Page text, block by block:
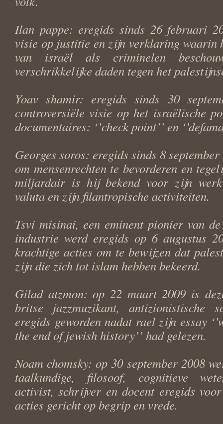
Ilan pappe: eregids sinds 26 februari
visie op justitie en zijn verklaring waarin
van israël als criminelen
verschrikkelijke daden tegen het
Yoav shamir: eregids sinds 30
controversiële visie op het israëlische
documentaires: ‘’check point’’ en
Georges soros: eregids sinds 8
om mensenrechten te bevorderen en
miljardair is hij bekend voor zijn
valuta en zijn filantropische activiteiten.
Tsvi misinai, een eminent pionier van
industrie werd eregids op 6 augustus
krachtige acties om te bewijzen dat
zijn die zich tot islam hebben bekeerd.
Gilad atzmon: op 22 maart 2009 is
britse jazzmuzikant, antizionistische
eregids geworden nadat rael zijn essay
the end of jewish history’’ had gelezen.
Noam chomsky: op 30 september 2008
taalkundige, filosoof, cognitieve
activist, schrijver en docent eregids
acties gericht op begrip en vrede.